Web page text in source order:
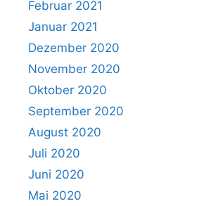
Februar 2021
Januar 2021
Dezember 2020
November 2020
Oktober 2020
September 2020
August 2020
Juli 2020
Juni 2020
Mai 2020